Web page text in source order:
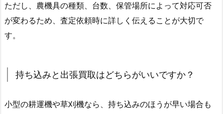
ただし、農機具の種類、台数、保管場所によって対応可否
が変わるため、査定依頼時に詳しく伝えることが大切で
す。
持ち込みと出張買取はどちらがいいですか？
小型の耕運機や草刈機なら、持ち込みのほうが早い場合も